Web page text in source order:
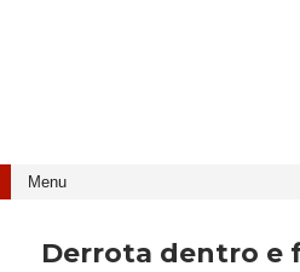
Derrota dentro e